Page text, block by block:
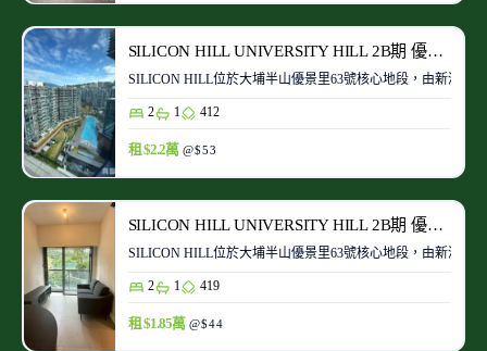
SILICON HILL UNIVERSITY HILL 2B期 優景閣 第3座 極高層 B6室
SILICON HILL位於大埔半山優景里63號核心地段，由新鴻基
2 1 412
租 $2.2萬 @$53
SILICON HILL UNIVERSITY HILL 2B期 優景閣 第1座 低層 A8室
SILICON HILL位於大埔半山優景里63號核心地段，由新鴻基
2 1 419
租 $1.85萬 @$44